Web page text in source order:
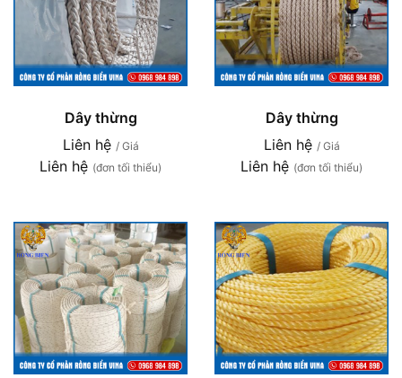
Dây thừng
Liên hệ / Giá
Liên hệ (đơn tối thiểu)
Dây thừng
Liên hệ / Giá
Liên hệ (đơn tối thiểu)